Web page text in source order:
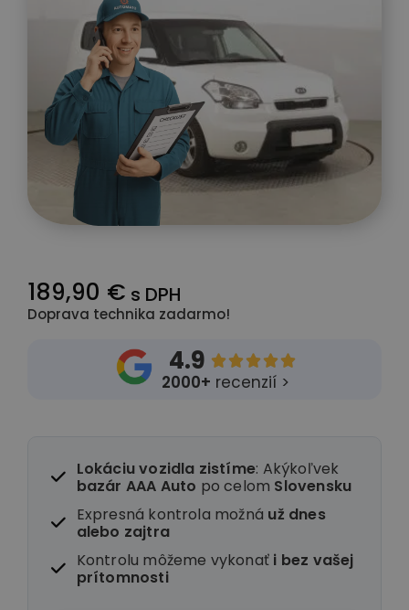
189,90 € s DPH
Doprava technika zadarmo!
4.9 
2000+ recenzií >
Lokáciu vozidla zistíme: Akýkoľvek
bazár AAA Auto po celom Slovensku
Expresná kontrola možná už dnes
alebo zajtra
Kontrolu môžeme vykonať i bez vašej
prítomnosti